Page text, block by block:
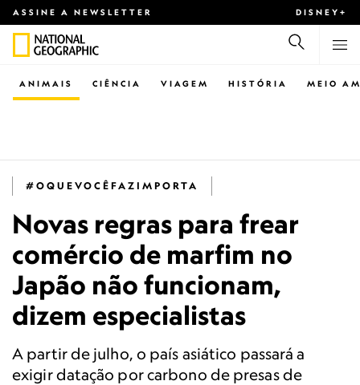
ASSINE A NEWSLETTER DISNEY+
CIÊNCIA VIAGEM
ANIMAIS HISTÓRIA MEIO
#OQUEVOCÊFAZIMPORTA
Novas regras para frear
comércio de marfim no
Japão não funcionam,
dizem especialistas
A partir de julho, o país asiático passará a
exigir datação por carbono de presas de